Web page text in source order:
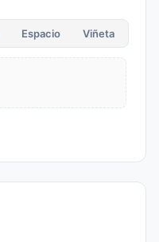
Espacio Viñeta